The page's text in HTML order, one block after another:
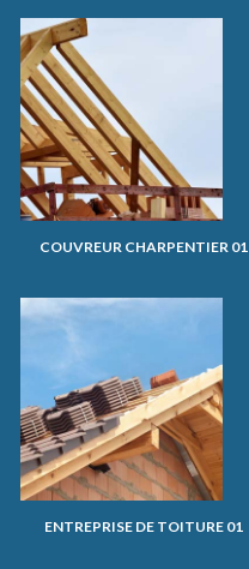
COUVREUR CHARPENTIER 01
ENTREPRISE DE TOITURE 01